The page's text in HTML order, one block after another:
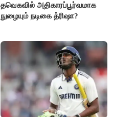
தவெகவில் அதிகாரப்பூர்வமாக
நுழையும் நடிகை த்ரிஷா?